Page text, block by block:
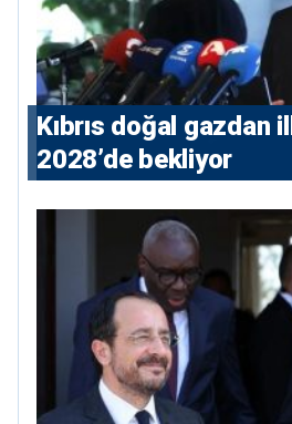
Kıbrıs doğal gazdan
2028’de bekliyor